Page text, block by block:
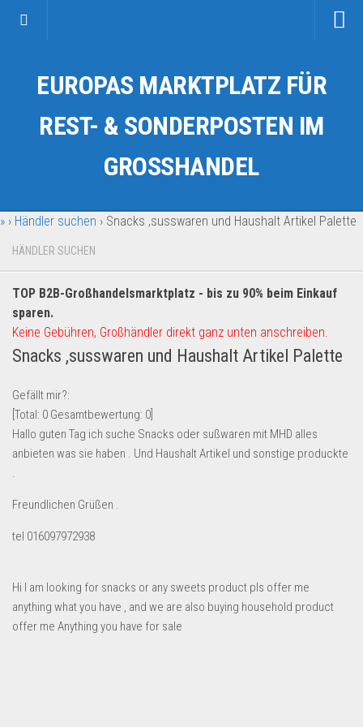
Kategorien
Auto & Motorrad
Fahrzeuge & Transport
Garten & Werkzeug
Geschäft, Büro & Schreibwaren
Geschenkartikel
Handy und Smartphone
Kosmetik & Pflege
Multimedia & Elektro
Münzen
Uhren & Schmuck
Restposten-Angebote
Restposten für Privatpersonen
EUROPAS MARKTPLATZ FÜR
REST- & SONDERPOSTEN IM
GROSSHANDEL
» › Händler suchen › Snacks ,susswaren und Haushalt Artikel Palette
HÄNDLER SUCHEN
TOP B2B-Großhandelsmarktplatz - bis zu 90% beim Einkauf
sparen.
Keine Gebühren, Großhändler direkt ganz unten anschreiben.
Snacks ,susswaren und Haushalt Artikel Palette
Gefällt mir?:
[Total: 0 Gesamtbewertung: 0
Hallo guten Tag ich suche Snacks oder sußwaren mit MHD alles
anbieten was sie haben . Und Haushalt Artikel und sonstige produckte
.
Freundlichen Grüßen .
tel 016097972938
Hi I am looking for snacks or any sweets product pls offer me
anything what you have , and we are also buying household product
offer me Anything you have for sale